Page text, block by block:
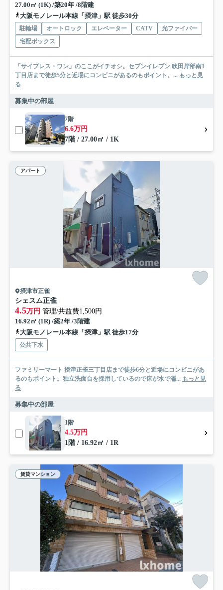
27.00㎡ (1K) /築20年 /8階建
大阪モノレール本線「摂津」駅 徒歩30分
駐輪場 オートロック エレベーター CATV
光ファイバー
宅配ボックス
「サイプレス・ワン」のここがイチオシ。セブンイレブン 吹田岸部南1
丁目店まで徒歩5分と近場にコンビニがあるのもポイント。... もっと見
る
募集中の部屋
7階
6.6万円
7階 / 27.00㎡ / 1K
アパート
摂津市正雀
シェスム正雀
4.5万円 管理/共益費1,500円
16.92㎡ (1R) /築2年 /3階建
大阪モノレール本線「摂津」駅 徒歩17分
公共下水
ファミリーマート 摂津正雀三丁目店まで徒歩6分と近場にコンビニがあ
るのもポイント。独立洗面台を採用しているので床が水で濡... もっと見
る
募集中の部屋
1階
4.5万円
1階 / 16.92㎡ / 1R
賃貸マンション